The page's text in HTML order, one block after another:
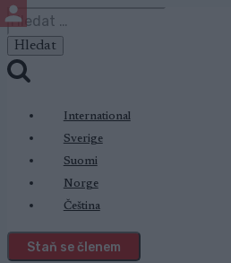
Přeskočit
na
obsah
Vyhledávání
International
Sverige
Suomi
Norge
Čeština
Staň se členem